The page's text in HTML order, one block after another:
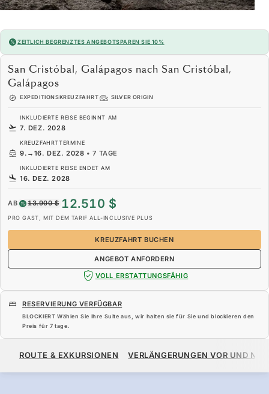
ZEITLICH BEGRENZTES ANGEBOTSPAREN SIE 10%
San Cristóbal, Galápagos nach San Cristóbal,
Galápagos
EXPEDITIONSKREUZFAHRT SILVER ORIGIN
INKLUDIERTE REISE BEGINNT AM
7. DEZ. 2028
KREUZFAHRTTERMINE
9. → 16. DEZ. 2028 •7 TAGE
INKLUDIERTE REISE ENDET AM
16. DEZ. 2028
AB 13.900 $ 12.510 $
PRO GAST, MIT DEM TARIF ALL-INCLUSIVE PLUS
KREUZFAHRT BUCHEN
ANGEBOT ANFORDERN
VOLL ERSTATTUNGSFÄHIG
RESERVIERUNG VERFÜGBAR
BLOCKIERT Wählen Sie Ihre Suite aus, wir halten sie für Sie und blockieren den
Preis für 7 tage.
12.510 $
ROUTE & EXKURSIONEN VERLÄNGERUNGEN VOR UND